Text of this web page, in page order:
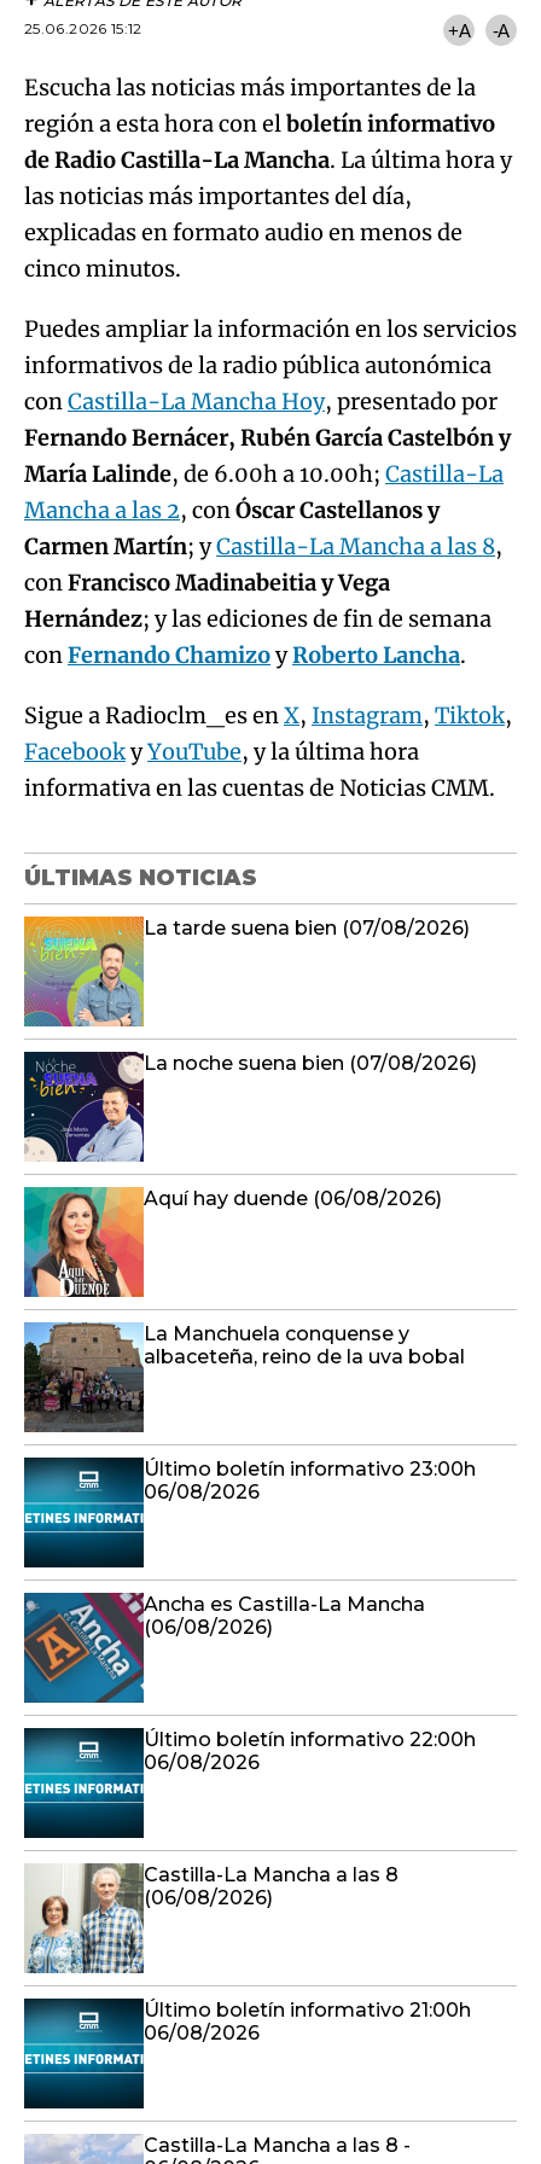
25.06.2026 15:12
+A -A
Escucha las noticias más importantes de la
región a esta hora con elboletín informativo
de Radio Castilla-La Mancha. La última hora y
las noticias más importantes del día,
explicadas en formato audio en menos de
cinco minutos.
Puedes ampliar la información en los servicios
informativos de la radio pública autonómica
conCastilla-La Mancha Hoy, presentado por
Fernando Bernácer, Rubén García Castelbón y
María Lalinde, de 6.00h a 10.00h; Castilla-La
Mancha a las 2, conÓscar Castellanos y
Carmen Martín; yCastilla-La Mancha a las 8,
conFrancisco Madinabeitia y Vega
Hernández; y las ediciones de fin de semana
conFernando ChamizoyRoberto Lancha.
Sigue a Radioclm_es enX, Instagram, Tiktok,
FacebookyYouTube, y la última hora
informativa en las cuentas de Noticias CMM.
ÚLTIMAS NOTICIAS
La tarde suena bien (07/08/2026)
La noche suena bien (07/08/2026)
Aquí hay duende (06/08/2026)
La Manchuela conquense y
albaceteña, reino de la uva bobal
Último boletín informativo 23:00h
06/08/2026
Ancha es Castilla-La Mancha
(06/08/2026)
Último boletín informativo 22:00h
06/08/2026
Castilla-La Mancha a las 8
(06/08/2026)
Último boletín informativo 21:00h
06/08/2026
Castilla-La Mancha a las 8 -